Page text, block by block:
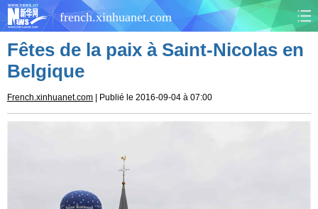
french.xinhuanet.com
CHINE MONDE
CULTURE SOCIÉTÉ
SCI&TECH
Fêtes de la paix à Saint-Nicolas en
Belgique
French.xinhuanet.com | Publié le 2016-09-04 à 07:00